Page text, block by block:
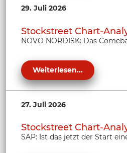
29. Juli 2026
Stockstreet Chart-
NOVO NORDISK: Das
Weiterlesen...
27. Juli 2026
Stockstreet Chart-
SAP: Ist das jetzt der Start